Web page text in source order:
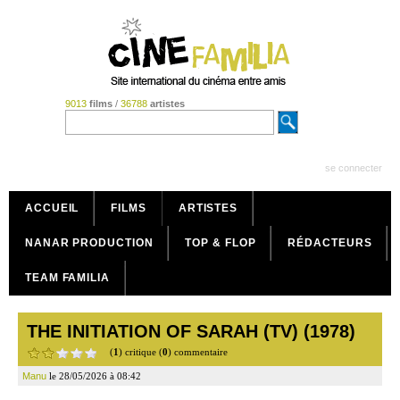
9013 films/ 36788 artistes
se connecter
ACCUEIL FILMS ARTISTES
NANAR PRODUCTION TOP & FLOP RÉDACTEURS
TEAM FAMILIA
THE INITIATION OF SARAH (TV) (1978)
(1) critique (0) commentaire
Manu le 28/05/2026 à 08:42